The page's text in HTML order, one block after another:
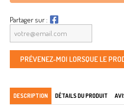
DESCRIPTION DÉTAILS DU PRODUIT
Partager sur :
PRÉVENEZ-MOI LORSQUE LE